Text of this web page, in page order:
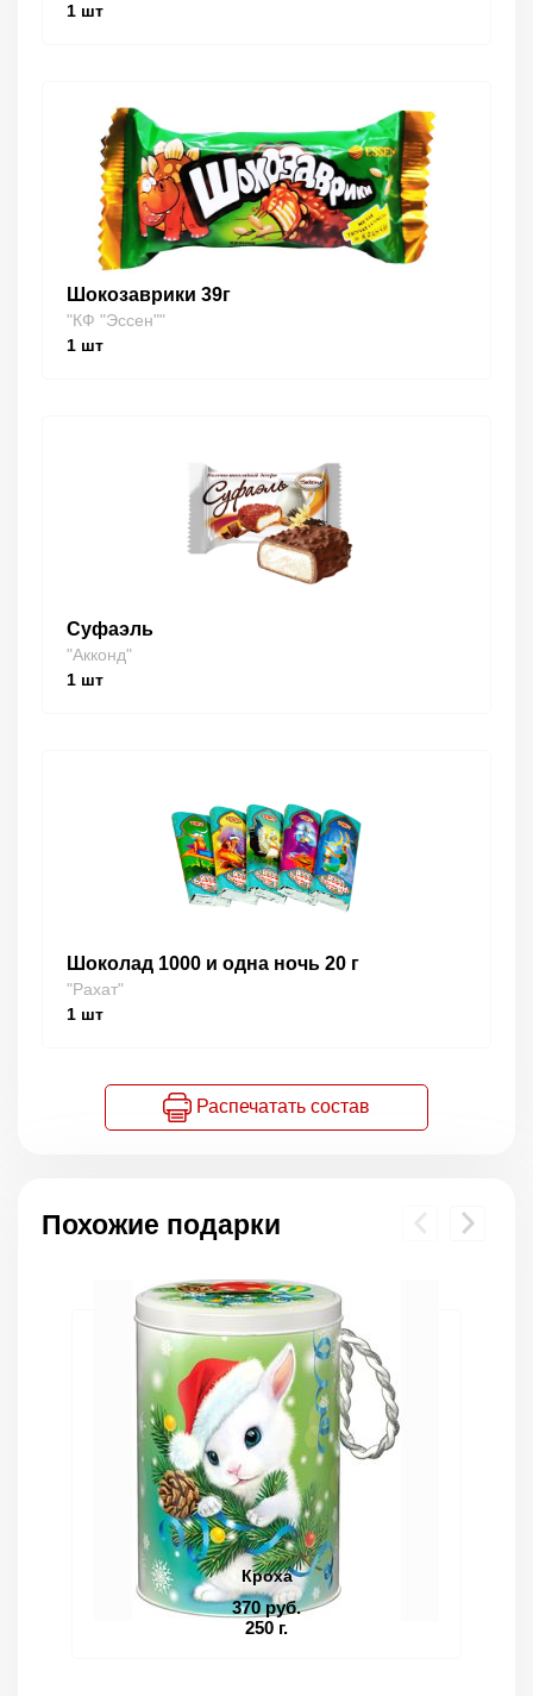
1 шт
Шокозаврики 39г
"КФ "Эссен""
1 шт
Суфаэль
"Акконд"
1 шт
Шоколад 1000 и одна ночь 20 г
"Рахат"
1 шт
Распечатать состав
Похожие подарки
Кроха
370 руб.
250 г.